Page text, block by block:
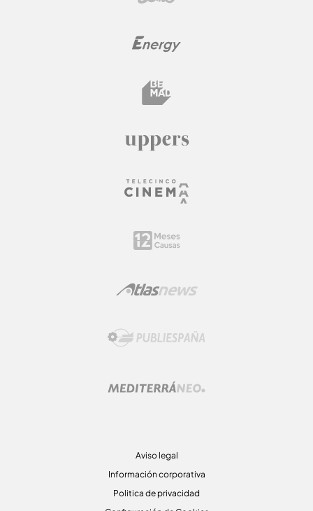
Aviso legal
Información corporativa
Politica de privacidad